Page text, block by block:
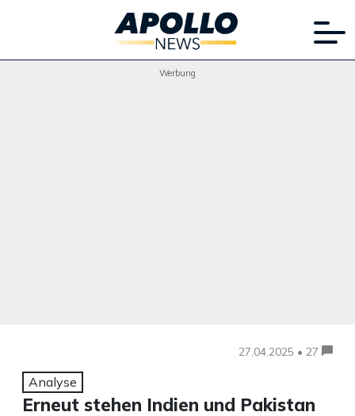
Werbung
27.04.2025 • 27
Analyse
Erneut stehen Indien und Pakistan